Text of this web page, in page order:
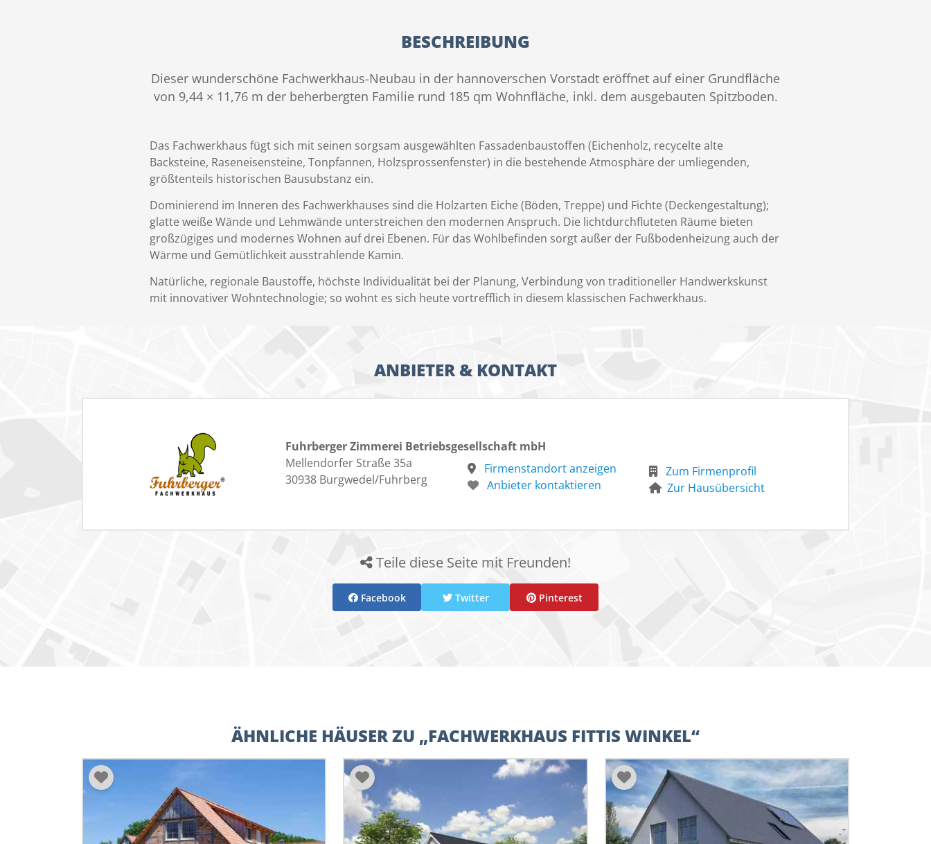
BESCHREIBUNG
Dieser wunderschöne Fachwerkhaus-Neubau in der hannoverschen Vorstadt eröffnet auf einer Grundfläche
von 9,44 × 11,76 m der beherbergten Familie rund 185 qm Wohnfläche, inkl. dem ausgebauten Spitzboden.
Das Fachwerkhaus fügt sich mit seinen sorgsam ausgewählten Fassadenbaustoffen (Eichenholz, recycelte alte
Backsteine, Raseneisensteine, Tonpfannen, Holzsprossenfenster) in die bestehende Atmosphäre der umliegenden,
größtenteils historischen Bausubstanz ein.
Dominierend im Inneren des Fachwerkhauses sind die Holzarten Eiche (Böden, Treppe) und Fichte (Deckengestaltung);
glatte weiße Wände und Lehmwände unterstreichen den modernen Anspruch. Die lichtdurchfluteten Räume bieten
großzügiges und modernes Wohnen auf drei Ebenen. Für das Wohlbefinden sorgt außer der Fußbodenheizung auch der
Wärme und Gemütlichkeit ausstrahlende Kamin.
Natürliche, regionale Baustoffe, höchste Individualität bei der Planung, Verbindung von traditioneller Handwerkskunst
mit innovativer Wohntechnologie; so wohnt es sich heute vortrefflich in diesem klassischen Fachwerkhaus.
ANBIETER & KONTAKT
Fuhrberger Zimmerei Betriebsgesellschaft mbH
Mellendorfer Straße 35a
30938 Burgwedel/Fuhrberg
Firmenstandort anzeigen
Anbieter kontaktieren
Zum Firmenprofil
Zur Hausübersicht
Teile diese Seite mit Freunden!
Facebook Twitter Pinterest
ÄHNLICHE HÄUSER ZU „FACHWERKHAUS FITTIS WINKEL“